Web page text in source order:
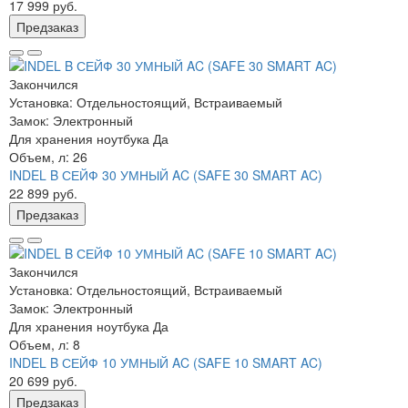
17 999 руб.
Предзаказ
Закончился
Установка: Отдельностоящий, Встраиваемый
Замок: Электронный
Для хранения ноутбука Да
Объем, л: 26
INDEL B СЕЙФ 30 УМНЫЙ AC (SAFE 30 SMART AC)
22 899 руб.
Предзаказ
Закончился
Установка: Отдельностоящий, Встраиваемый
Замок: Электронный
Для хранения ноутбука Да
Объем, л: 8
INDEL B СЕЙФ 10 УМНЫЙ AC (SAFE 10 SMART AC)
20 699 руб.
Предзаказ